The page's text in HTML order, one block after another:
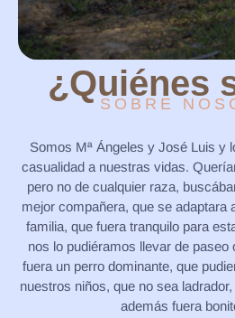
¿Quiénes
SOBRE
Somos Mª Ángeles y José Luis y
casualidad a nuestras vidas.
pero no de cualquier raza,
mejor compañera, que se adaptara
familia, que fuera tranquilo para
nos lo pudiéramos llevar de paseo
fuera un perro dominante, que
nuestros niños, que no sea
además fuera